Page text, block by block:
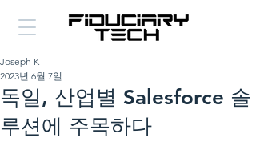
독일, 산업별 Salesforce 솔
루션에 주목하다
Joseph K
2023년 6월 7일